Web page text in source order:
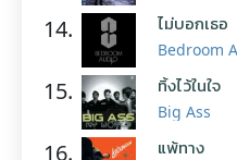
14. ไม่บอกเธอ
Bedroom
15. ทิ้งไว้ในใจ
Big Ass
16. แพ้ทาง